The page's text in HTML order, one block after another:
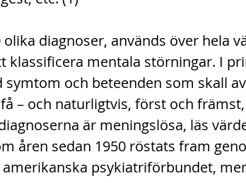
diagnoser, används över hela
klassificera mentala störningar. I
symtom och beteenden som skall
– och naturligtvis, först och
är meningslösa, läs
åren sedan 1950 röstats fram
psykiatriförbundet,